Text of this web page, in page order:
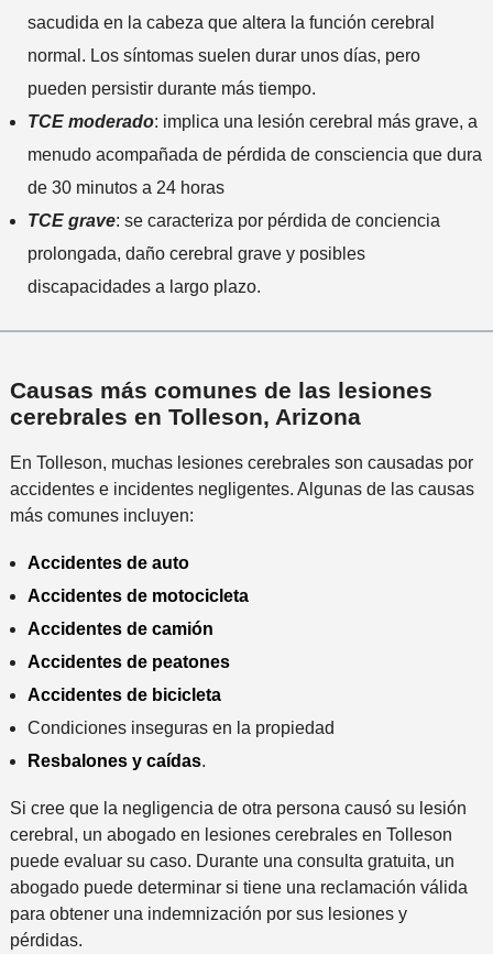
sacudida en la cabeza que altera la función cerebral
normal. Los síntomas suelen durar unos días, pero
pueden persistir durante más tiempo.
TCE moderado: implica una lesión cerebral más grave, a
menudo acompañada de pérdida de consciencia que dura
de 30 minutos a 24 horas
TCE grave: se caracteriza por pérdida de conciencia
prolongada, daño cerebral grave y posibles
discapacidades a largo plazo.
Causas más comunes de las lesiones
cerebrales en Tolleson, Arizona
En Tolleson, muchas lesiones cerebrales son causadas por
accidentes e incidentes negligentes. Algunas de las causas
más comunes incluyen:
Accidentes de auto
Accidentes de motocicleta
Accidentes de camión
Accidentes de peatones
Accidentes de bicicleta
Condiciones inseguras en la propiedad
Resbalones y caídas.
Si cree que la negligencia de otra persona causó su lesión
cerebral, un abogado en lesiones cerebrales en Tolleson
puede evaluar su caso. Durante una consulta gratuita, un
abogado puede determinar si tiene una reclamación válida
para obtener una indemnización por sus lesiones y
pérdidas.